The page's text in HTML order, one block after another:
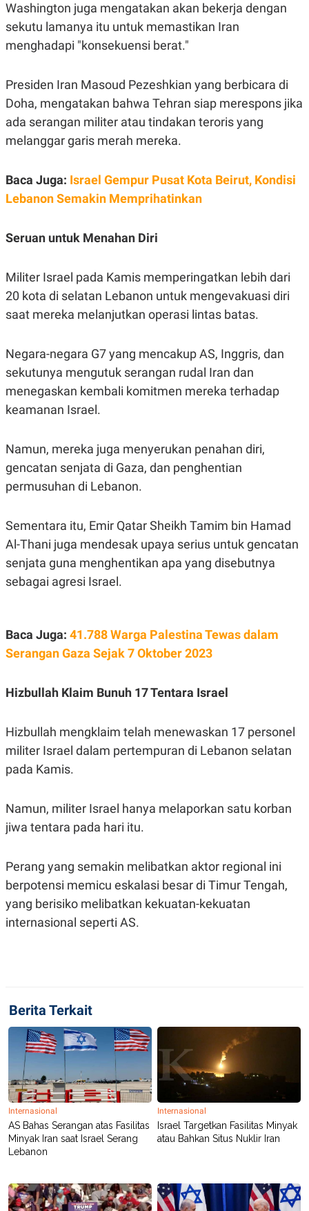
E
M
Y
S
E
.
I
A
G
G
A
N
E
T
A
I
E
R
J
A
T
E
N
E
P
E
R
A
D
R
T
I
S
I
K
G
E
D
I
I
OF
PEDOMAN
PEMBERITAAN
SIBER
PRIVACY
Washington juga mengatakan akan bekerja dengan
sekutu lamanya itu untuk memastikan Iran
menghadapi "konsekuensi berat."
Presiden Iran Masoud Pezeshkian yang berbicara di
Doha, mengatakan bahwa Tehran siap merespons jika
ada serangan militer atau tindakan teroris yang
melanggar garis merah mereka.
Baca Juga: Israel Gempur Pusat Kota Beirut, Kondisi
Lebanon Semakin Memprihatinkan
Seruan untuk Menahan Diri
Militer Israel pada Kamis memperingatkan lebih dari
20 kota di selatan Lebanon untuk mengevakuasi diri
saat mereka melanjutkan operasi lintas batas.
Negara-negara G7 yang mencakup AS, Inggris, dan
sekutunya mengutuk serangan rudal Iran dan
menegaskan kembali komitmen mereka terhadap
keamanan Israel.
Namun, mereka juga menyerukan penahan diri,
gencatan senjata di Gaza, dan penghentian
permusuhan di Lebanon.
Sementara itu, Emir Qatar Sheikh Tamim bin Hamad
Al-Thani juga mendesak upaya serius untuk gencatan
senjata guna menghentikan apa yang disebutnya
sebagai agresi Israel.
Baca Juga: 41.788 Warga Palestina Tewas dalam
Serangan Gaza Sejak 7 Oktober 2023
Hizbullah Klaim Bunuh 17 Tentara Israel
Hizbullah mengklaim telah menewaskan 17 personel
militer Israel dalam pertempuran di Lebanon selatan
pada Kamis.
Namun, militer Israel hanya melaporkan satu korban
jiwa tentara pada hari itu.
Perang yang semakin melibatkan aktor regional ini
berpotensi memicu eskalasi besar di Timur Tengah,
yang berisiko melibatkan kekuatan-kekuatan
internasional seperti AS.
Berita Terkait
Internasional
AS Bahas Serangan atas Fasilitas
Minyak Iran saat Israel Serang
Lebanon
Internasional
Israel Targetkan Fasilitas Minyak
atau Bahkan Situs Nuklir Iran